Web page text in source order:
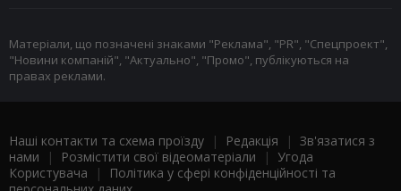
Матеріали, що позначені знаками "Реклама", "PR", "Спецпроект",
"Новини компаній", "Актуально", "Промо", публікуються на
правах реклами.
Наші контакти та схема проїзду | Редакція | Зв'язатися з
нами | Розмістити свої відеоматеріали | Угода
Користувача |
Політика у сфері конфіденційності та